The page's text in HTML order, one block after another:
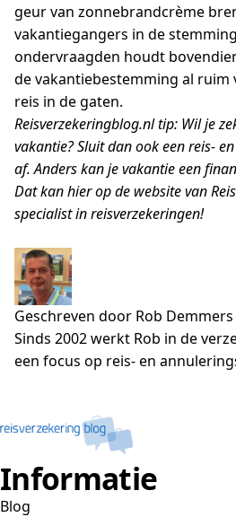
geur van zonnebrandcrème
vakantiegangers in de
ondervraagden houdt
de vakantiebestemming al ruim
reis in de gaten.
Reisverzekeringblog.nl tip: Wil je
vakantie? Sluit dan ook een reis-
af. Anders kan je vakantie een
Dat kan hier op de website van
specialist in reisverzekeringen!
Geschreven door Rob Demmers
Sinds 2002 werkt Rob in de
een focus op reis- en
Informatie
Blog